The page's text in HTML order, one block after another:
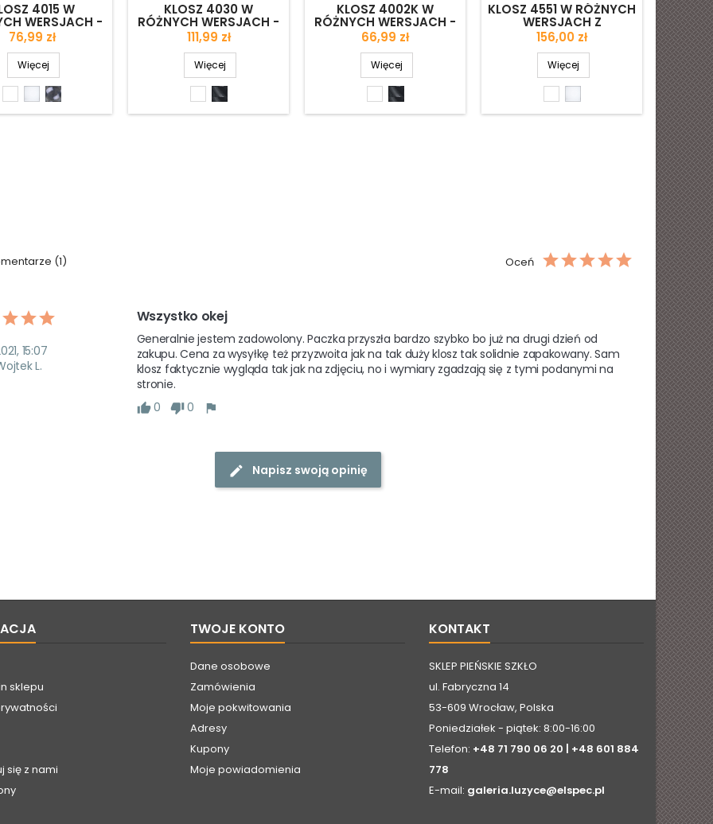
4015 W
WERSJACH -
160/80 MM
Cena
76,99 zł
Więcej
błyszczący
Biały
matowy
Jasny
antico
KLOSZ 4030 W
RÓŻNYCH WERSJACH -
ŚR. 250/65 MM
Cena
111,99 zł
Więcej
Biały
błyszczący
Jasny
KLOSZ 4002K W
RÓŻNYCH WERSJACH -
ŚR. 125/45 MM
Cena
66,99 zł
Więcej
Biały
błyszczący
Jasny
KLOSZ 4551 W RÓŻNYCH
WERSJACH Z
KOŁNIERZEM - ŚR.
300/125 MM
Cena
156,00 zł
Więcej
błyszczący
matowy
ŚR.
Klinij
ciągu
dni:
(1) Oceń
15:07
L.
Wszystko okej
Generalnie jestem zadowolony. Paczka przyszła bardzo szybko bo już na drugi dzień od
zakupu. Cena za wysyłkę też przyzwoita jak na tak duży klosz tak solidnie zapakowany. Sam
klosz faktycznie wygląda tak jak na zdjęciu, no i wymiary zgadzają się z tymi podanymi na
stronie.
0
0
Napisz swoją opinię
sklepu
się z nami
TWOJE KONTO
Dane osobowe
Zamówienia
Moje pokwitowania
Adresy
Kupony
Moje powiadomienia
KONTAKT
SKLEP PIEŃSKIE SZKŁO
ul. Fabryczna 14
53-609 Wrocław, Polska
Poniedziałek - piątek: 8:00-16:00
Telefon: +48 71 790 06 20 | +48 601 884
778
E-mail: galeria.luzyce@elspec.pl